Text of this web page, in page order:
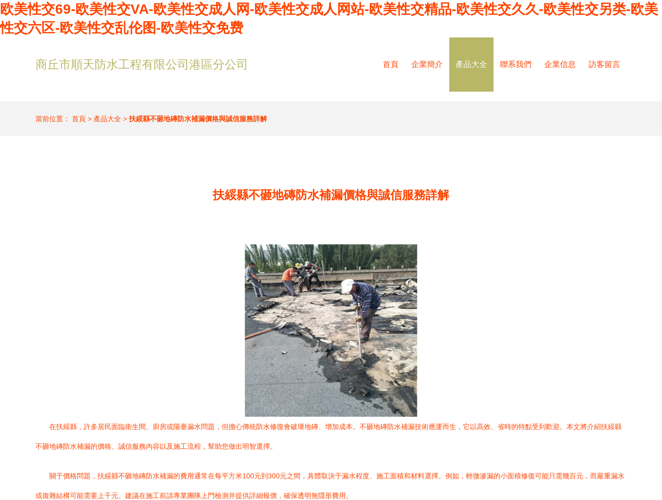
欧美性交69-欧美性交VA-欧美性交成人网-欧美性交成人网站-欧美性交精品-欧美性交久久-欧美性交另类-欧美
性交六区-欧美性交乱伦图-欧美性交免费
商丘市順天防水工程有限公司港區分公司 首頁 企業簡介 產品大全 聯系我們 企業信息 訪客留言
當前位置： 首頁 > 產品大全 > 扶綏縣不砸地磚防水補漏價格與誠信服務詳解
扶綏縣不砸地磚防水補漏價格與誠信服務詳解
在扶綏縣，許多居民面臨衛生間、廚房或陽臺漏水問題，但擔心傳統防水修復會破壞地磚、增加成本。不砸地磚防水補漏技術應運而生，它以高效、省時的特點受到歡迎。本文將介紹扶綏縣
不砸地磚防水補漏的價格、誠信服務內容以及施工流程，幫助您做出明智選擇。
關于價格問題，扶綏縣不砸地磚防水補漏的費用通常在每平方米100元到300元之間，具體取決于漏水程度、施工面積和材料選擇。例如，輕微滲漏的小面積修復可能只需幾百元，而嚴重漏水
或復雜結構可能需要上千元。建議在施工前請專業團隊上門檢測并提供詳細報價，確保透明無隱形費用。